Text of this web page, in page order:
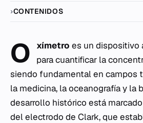
CONTENIDOS
O xímetro es un dispositivo
para cuantificar la
siendo fundamental en campos
la medicina, la oceanografía y la
desarrollo histórico está
del electrodo de Clark, que